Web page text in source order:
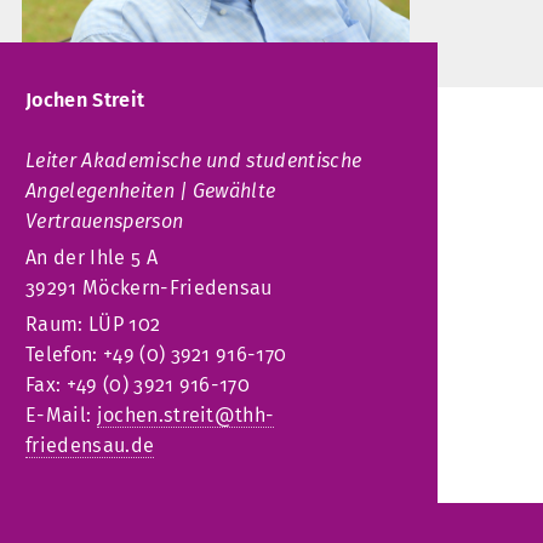
Jochen Streit
Leiter Akademische und studentische
Angelegenheiten | Gewählte
Vertrauensperson
An der Ihle 5 A
39291 Möckern-Friedensau
Raum: LÜP 102
Telefon: +49 (0) 3921 916-170
Fax: +49 (0) 3921 916-170
E-Mail: jochen.streit@thh-
friedensau.de